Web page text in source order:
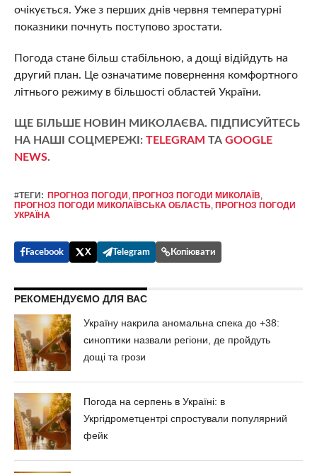
очікується. Уже з перших днів червня температурні
показники почнуть поступово зростати.
Погода стане більш стабільною, а дощі відійдуть на
другий план. Це означатиме повернення комфортного
літнього режиму в більшості областей України.
ЩЕ БІЛЬШЕ НОВИН МИКОЛАЄВА. ПІДПИСУЙТЕСЬ
НА НАШІ СОЦМЕРЕЖІ: TELEGRAM ТА GOOGLE
NEWS.
#ТЕГИ: ПРОГНОЗ ПОГОДИ , ПРОГНОЗ ПОГОДИ МИКОЛАЇВ,
ПРОГНОЗ ПОГОДИ МИКОЛАЇВСЬКА ОБЛАСТЬ, ПРОГНОЗ ПОГОДИ
УКРАЇНА
Facebook X Telegram Копіювати
РЕКОМЕНДУЄМО ДЛЯ ВАС
Україну накрила аномальна спека до +38:
синоптики назвали регіони, де пройдуть
дощі та грози
Погода на серпень в Україні: в
Укргідрометцентрі спростували популярний
фейк